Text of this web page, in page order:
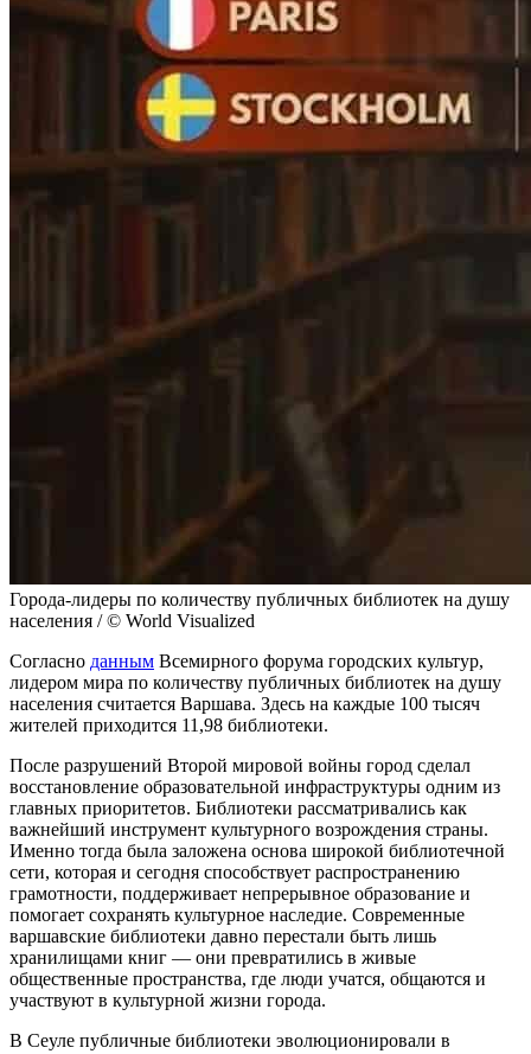
Города-лидеры по количеству публичных библиотек на душу
населения / © World Visualized
Согласно данным Всемирного форума городских культур,
лидером мира по количеству публичных библиотек на душу
населения считается Варшава. Здесь на каждые 100 тысяч
жителей приходится 11,98 библиотеки.
После разрушений Второй мировой войны город сделал
восстановление образовательной инфраструктуры одним из
главных приоритетов. Библиотеки рассматривались как
важнейший инструмент культурного возрождения страны.
Именно тогда была заложена основа широкой библиотечной
сети, которая и сегодня способствует распространению
грамотности, поддерживает непрерывное образование и
помогает сохранять культурное наследие. Современные
варшавские библиотеки давно перестали быть лишь
хранилищами книг — они превратились в живые
общественные пространства, где люди учатся, общаются и
участвуют в культурной жизни города.
В Сеуле публичные библиотеки эволюционировали в